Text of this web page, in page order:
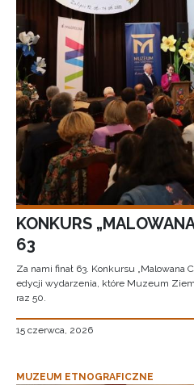
KONKURS
63
Za nami finał 63. Konkursu „Malowana
edycji wydarzenia, które Muzeum
raz 50.
15 czerwca, 2026
MUZEUM ETNOGRAFICZNE